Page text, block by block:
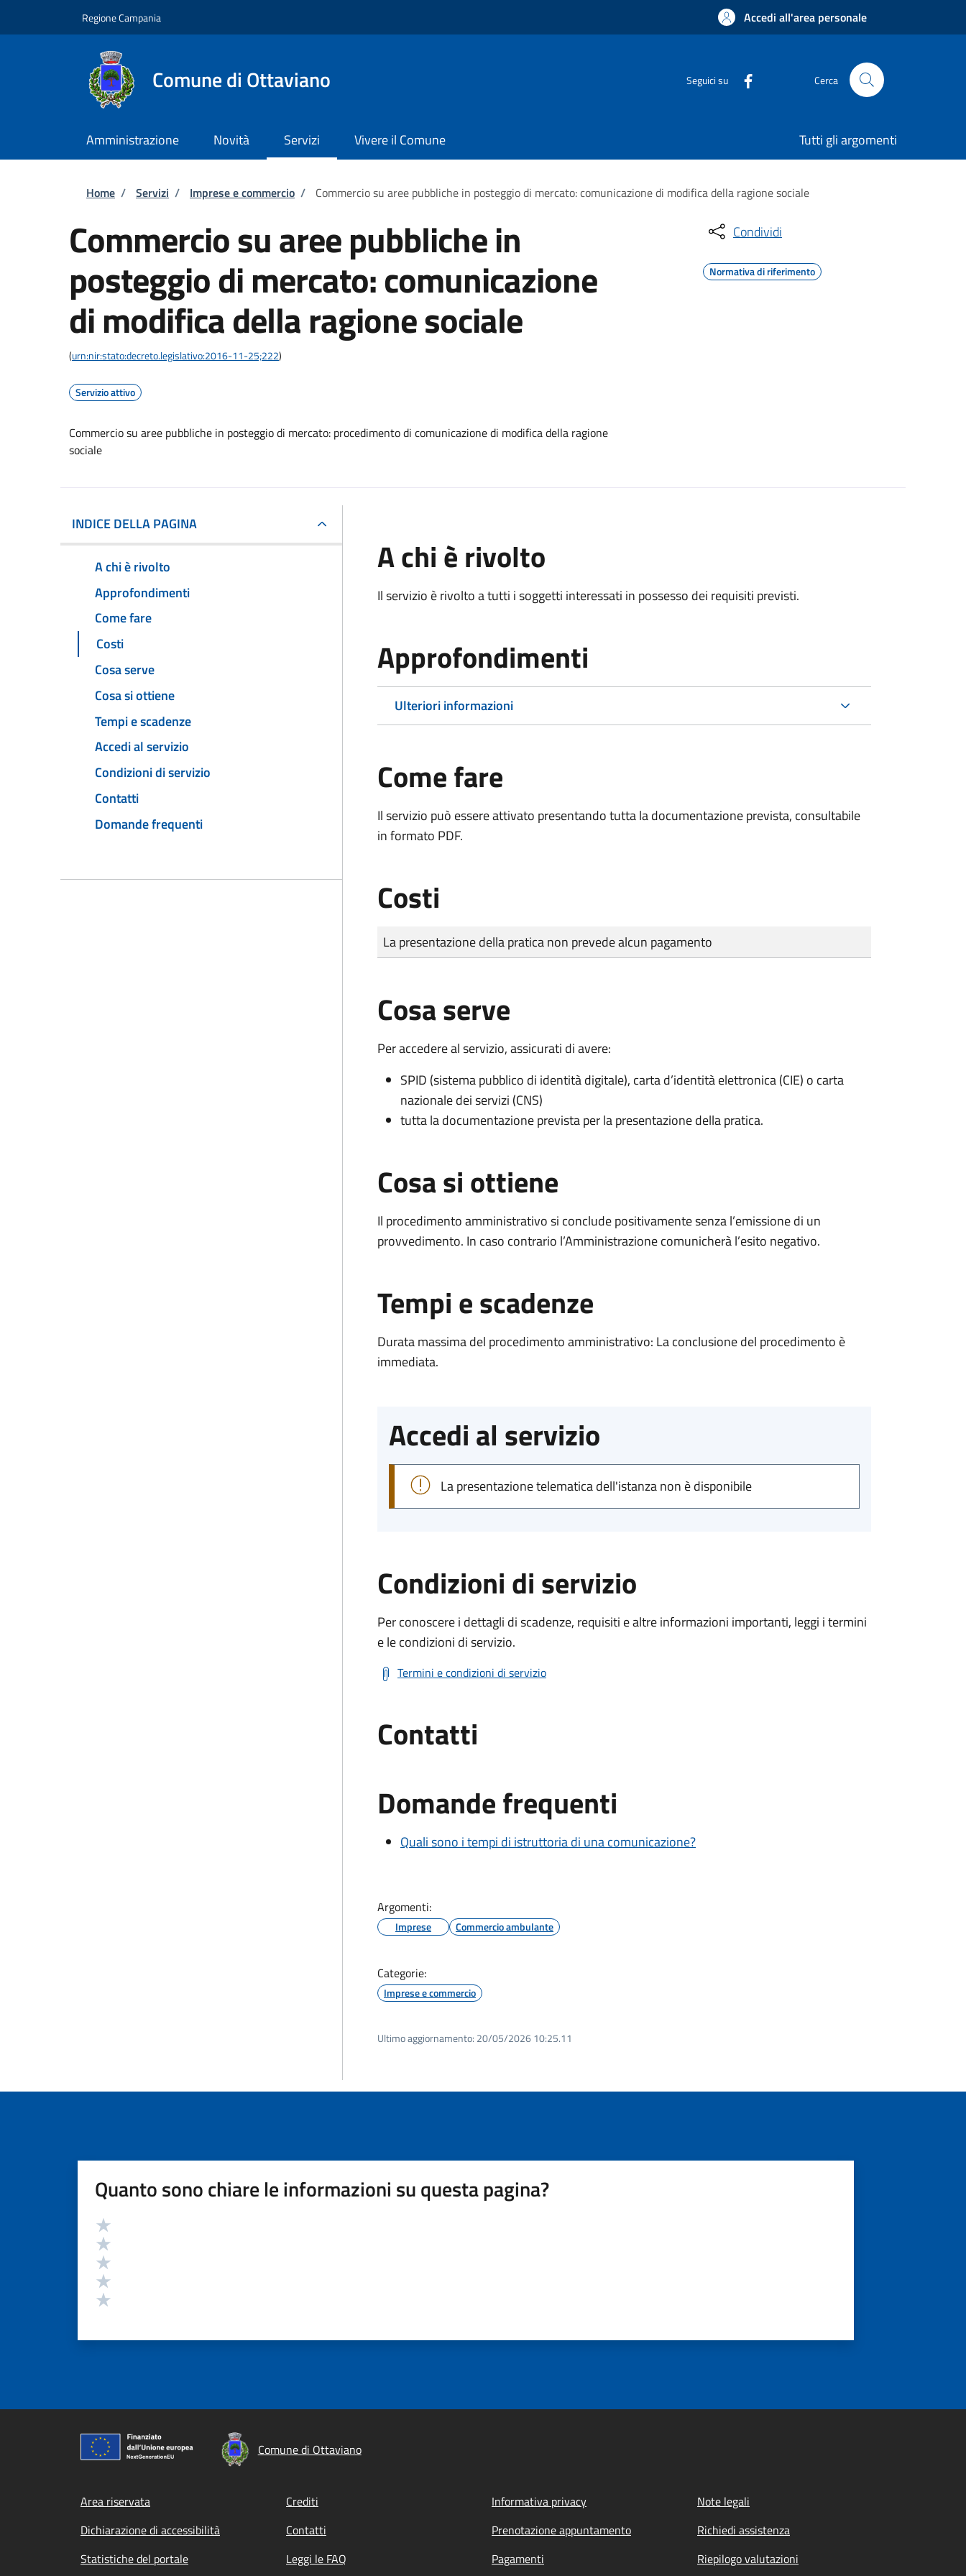
Regione Campania Accedi all'area personale
Comune di Ottaviano Seguici su Cerca
Amministrazione Novità Servizi Vivere il Comune Tutti gli argomenti
Briciole di pane
Home / Servizi / Imprese e commercio / Commercio su aree pubbliche in posteggio di mercato: comunicazione di modifica della ragione sociale
Commercio su aree pubbliche in
posteggio di mercato: comunicazione
di modifica della ragione sociale
(urn:nir:stato:decreto.legislativo:2016-11-25;222)
Servizio attivo
Commercio su aree pubbliche in posteggio di mercato: procedimento di comunicazione di modifica della ragione
sociale
Condividi
Normativa di riferimento
INDICE DELLA PAGINA
A chi è rivolto
Approfondimenti
Come fare
Costi
Cosa serve
Cosa si ottiene
Tempi e scadenze
Accedi al servizio
Condizioni di servizio
Contatti
Domande frequenti
A chi è rivolto
Il servizio è rivolto a tutti i soggetti interessati in possesso dei requisiti previsti.
Approfondimenti
Ulteriori informazioni
Come fare
Il servizio può essere attivato presentando tutta la documentazione prevista, consultabile
in formato PDF.
Costi
Tipo di pagamento
Importo
La presentazione della pratica non prevede alcun pagamento
Cosa serve
Per accedere al servizio, assicurati di avere:
SPID (sistema pubblico di identità digitale), carta d’identità elettronica (CIE) o carta
nazionale dei servizi (CNS)
tutta la documentazione prevista per la presentazione della pratica.
Cosa si ottiene
Il procedimento amministrativo si conclude positivamente senza l’emissione di un
provvedimento. In caso contrario l’Amministrazione comunicherà l’esito negativo.
Tempi e scadenze
Durata massima del procedimento amministrativo: La conclusione del procedimento è
immediata.
Accedi al servizio
La presentazione telematica dell'istanza non è disponibile
Condizioni di servizio
Per conoscere i dettagli di scadenze, requisiti e altre informazioni importanti, leggi i termini
e le condizioni di servizio.
Termini e condizioni di servizio
Contatti
Domande frequenti
Quali sono i tempi di istruttoria di una comunicazione?
Argomenti:
Imprese Commercio ambulante
Categorie:
Imprese e commercio
Ultimo aggiornamento: 20/05/2026 10:25.11
Quanto sono chiare le informazioni su questa pagina?
Valutazione
Comune di Ottaviano
Footer menu
Area riservata Crediti Informativa privacy
Note legali
Dichiarazione di accessibilità
Contatti Prenotazione appuntamento
Richiedi assistenza
Statistiche del portale
Leggi le FAQ Pagamenti Riepilogo valutazioni